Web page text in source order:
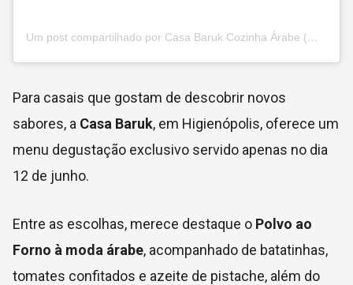
Um post compartilhado por Casa Baruk Cozinha Árabe (@casabaruk)
Para casais que gostam de descobrir novos
sabores, a Casa Baruk, em Higienópolis, oferece um
menu degustação exclusivo servido apenas no dia
12 de junho.
Entre as escolhas, merece destaque o Polvo ao
Forno à moda árabe, acompanhado de batatinhas,
tomates confitados e azeite de pistache, além do